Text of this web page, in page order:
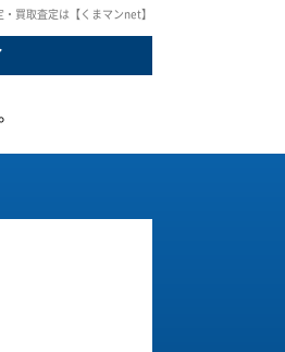
買取査定は【くまマンnet】